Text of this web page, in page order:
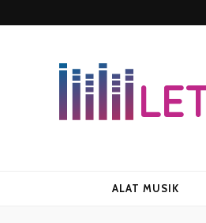
ALAT MUSIK